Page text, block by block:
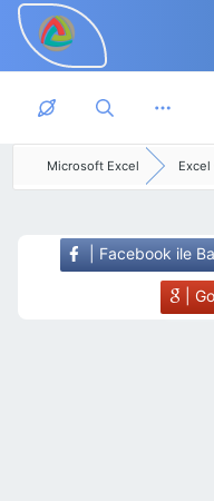
Skip to main content
Microsoft Excel Excel
| Facebook ile
|